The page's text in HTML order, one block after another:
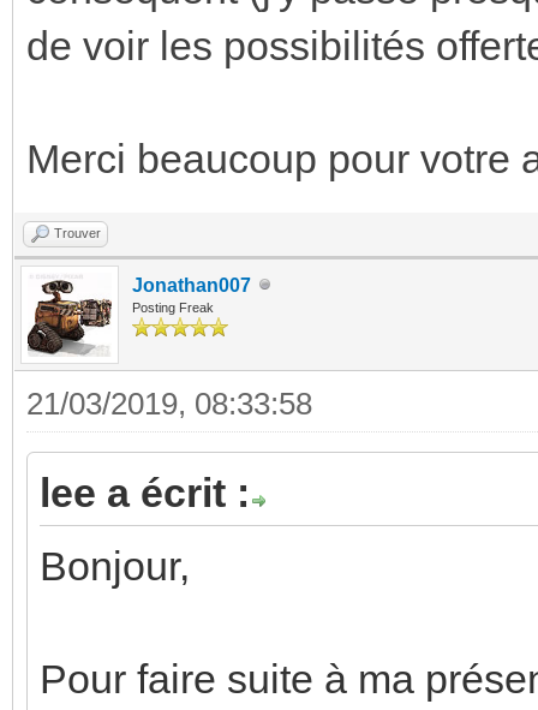
de voir les possibilités
Merci beaucoup pour votre
Trouver
Jonathan007
Posting Freak
21/03/2019, 08:33:58
lee a écrit :
Bonjour,
Pour faire suite à ma